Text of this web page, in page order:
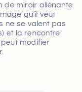
de miroir aliénante
qu’il veut
ne se valent pas
et la rencontre
modifier